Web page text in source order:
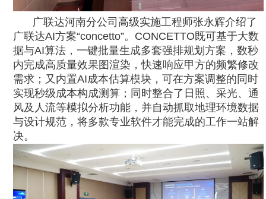
广联达河南分公司高级实施工程师张永辉介绍了
广联达AI方案“concetto”。CONCETTO既可基于大数
据与AI算法，一键批量生成多套强排规划方案，数秒
内完成高质量效果图渲染，快速响应甲方的频繁修改
需求；又内置AI成本估算模块，可在方案调整的同时
实现秒级成本构成测算；同时整合了日照、采光、通
风及人流等模拟分析功能，并自动抓取地理环境数据
与设计规范，将多款专业软件才能完成的工作一站解
决。